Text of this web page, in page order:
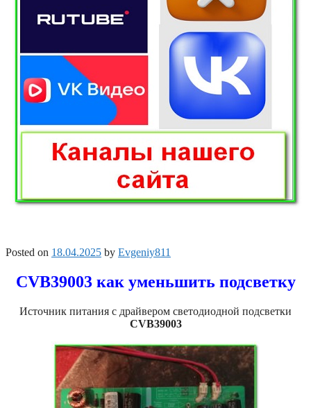
Posted on 18.04.2025 by Evgeniy811
CVB39003 как уменьшить подсветку
Источник питания с драйвером светодиодной подсветки
CVB39003